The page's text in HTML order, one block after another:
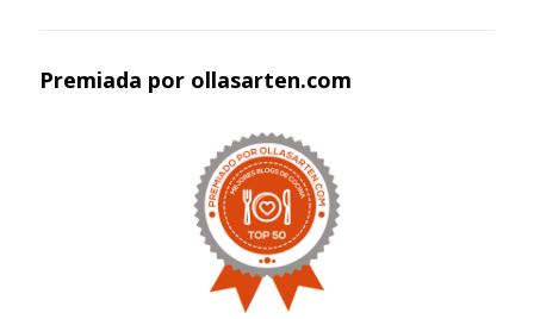
Premiada por ollasarten.com